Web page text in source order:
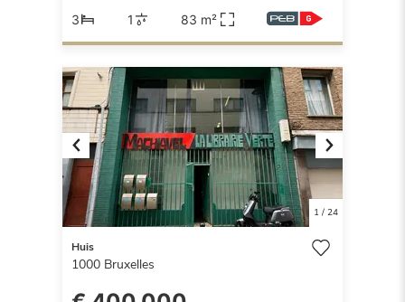
3 1 83 m²
Previous Next
1/ 24
Huis
1000 Bruxelles